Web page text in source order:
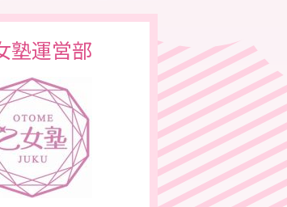
塾運営部